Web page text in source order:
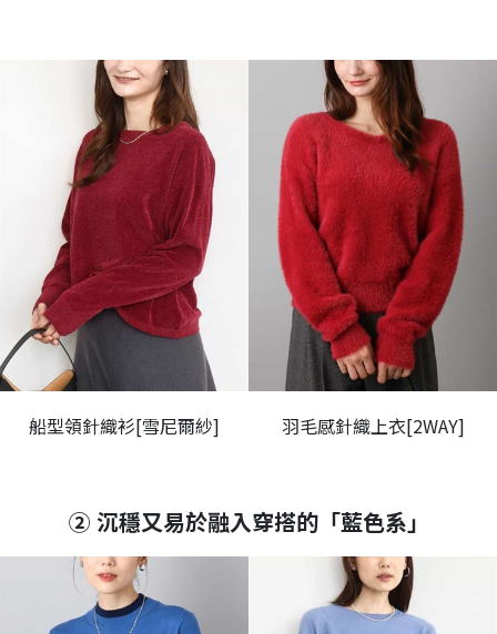
船型領針織衫[雪尼爾紗] 羽毛感針織上衣[2WAY]
② 沉穩又易於融入穿搭的「藍色系」